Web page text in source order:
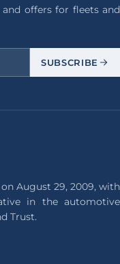
offers for fleets and
SUBSCRIBE
August 29, 2009, with
in the automotive
Trust.